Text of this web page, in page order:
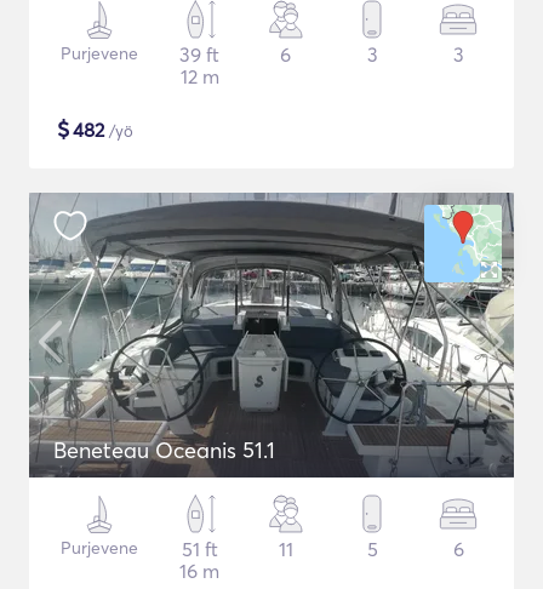
Purjevene
39 ft
12 m
6 3 3
$482/yö
Beneteau Oceanis 51.1
Purjevene
51 ft
16 m
11 5 6